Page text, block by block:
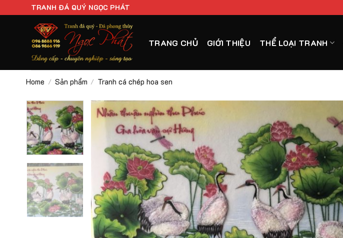
đến
TRANH ĐÁ QUÝ NGỌC PHÁT
TRANG CHỦ GIỚI THIỆU THỂ LOẠI TRANH
Home / Sản phẩm / Tranh cá chép hoa sen